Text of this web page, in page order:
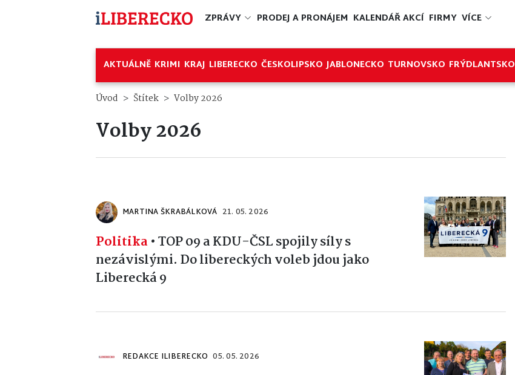
ZPRÁVY PRODEJ A PRONÁJEM KALENDÁŘ AKCÍ FIRMY VÍCE
AKTUÁLNĚ KRIMI KRAJ LIBERECKO ČESKOLIPSKO JABLONECKO TURNOVSKO FRÝDLANTSKO
Úvod Štítek Volby 2026
Volby 2026
MARTINA ŠKRABÁLKOVÁ 21. 05. 2026
Politika•TOP 09 a KDU-ČSL spojily síly s
nezávislými. Do libereckých voleb jdou jako
Liberecká 9
REDAKCE ILIBERECKO 05. 05. 2026